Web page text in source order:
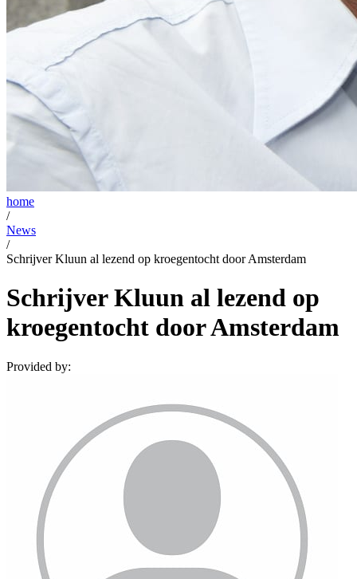
home
/
News
/
Schrijver Kluun al lezend op kroegentocht door Amsterdam
Schrijver Kluun al lezend op
kroegentocht door Amsterdam
Provided by: